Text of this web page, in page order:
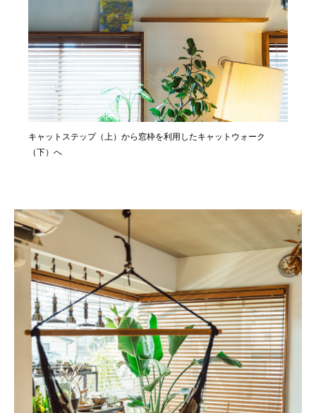
キャットステップ（上）から窓枠を利用したキャットウォーク
（下）へ